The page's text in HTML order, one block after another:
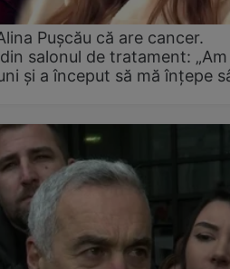
Pușcău că are cancer.
salonul de tratament:
și a început să mă înțepe